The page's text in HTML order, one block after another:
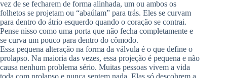
vez de se fecharem de forma alinhada, um ou ambos os
folhetos se projetam ou “abaúlam” para trás. Eles se curvam
para dentro do átrio esquerdo quando o coração se contrai.
Pense nisso como uma porta que não fecha completamente e
se curva um pouco para dentro do cômodo.
Essa pequena alteração na forma da válvula é o que define o
prolapso. Na maioria das vezes, essa projeção é pequena e não
causa nenhum problema sério. Muitas pessoas vivem a vida
toda com prolapso e nunca sentem nada. Elas só descobrem a